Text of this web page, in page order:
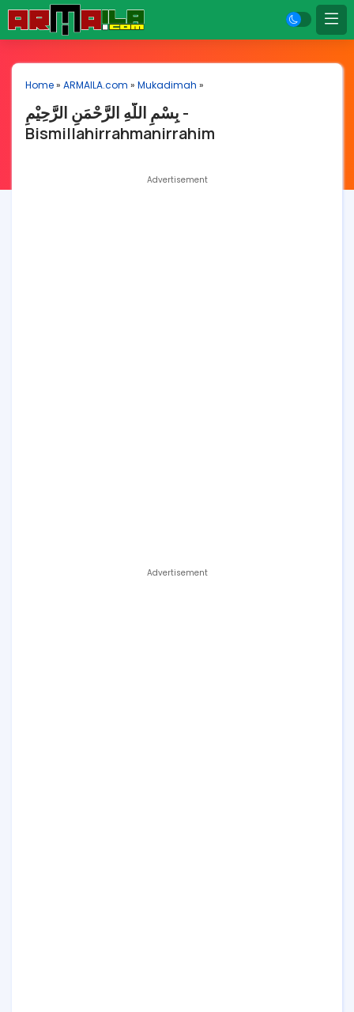
Home» ARMAILA.com » Mukadimah »
بِسْمِ اللَّهِ الرَّحْمَنِ الرَّحِيْمِ -
Bismillahirrahmanirrahim
Advertisement
Advertisement